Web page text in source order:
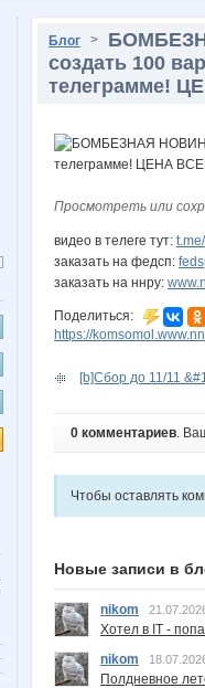
Блог >
создать 100
телеграмме!
Просмотреть или
видео в телеге тут:
заказать на федсп:
заказать на ннру:
Поделиться:
https://
[b]Сбор до 11/11
0 комментариев.
Чтобы оставлять
Новые записи в
nikom
Хотел в IT -
nikom
Полдневное